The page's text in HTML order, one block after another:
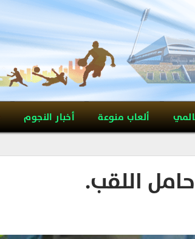
ألعاب منوعة أخبار النجوم
اللقب.